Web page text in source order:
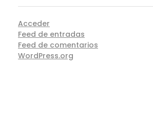
Acceder
Feed de entradas
Feed de comentarios
WordPress.org